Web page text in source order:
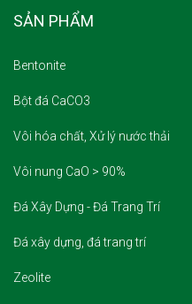
SẢN PHẨM
Bentonite
Bột đá CaCO3
Vôi hóa chất, Xử lý nước thải
Vôi nung CaO > 90%
Đá Xây Dựng - Đá Trang Trí
Đá xây dựng, đá trang trí
Zeolite